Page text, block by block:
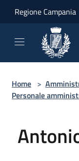
Regione Campania
Home >
Personale